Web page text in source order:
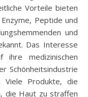
Vorteile bieten
Peptide und
und
Das Interesse
medizinischen
Schönheitsindustrie
Viele Produkte, die
die Haut zu straffen